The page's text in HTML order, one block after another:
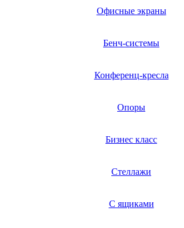
Офисные экраны
Бенч-системы
Конференц-кресла
Опоры
Бизнес класс
Стеллажи
С ящиками